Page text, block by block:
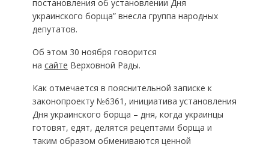
постановления об установлении Дня
украинского борща” внесла группа народных
депутатов.
Об этом 30 ноября говорится
на сайте Верховной Рады.
Как отмечается в пояснительной записке к
законопроекту №6361, инициатива установления
Дня украинского борща – дня, когда украинцы
готовят, едят, делятся рецептами борща и
таким образом обмениваются ценной